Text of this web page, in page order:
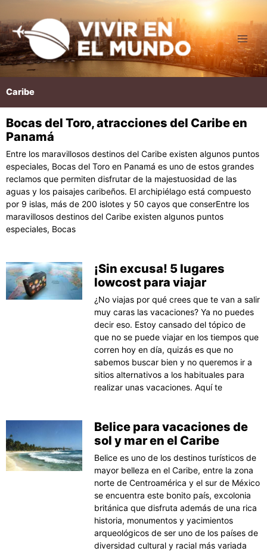
al
contenido
Caribe
Bocas del Toro, atracciones del Caribe en
Panamá
Entre los maravillosos destinos del Caribe existen algunos puntos
especiales, Bocas del Toro en Panamá es uno de estos grandes
reclamos que permiten disfrutar de la majestuosidad de las
aguas y los paisajes caribeños. El archipiélago está compuesto
por 9 islas, más de 200 islotes y 50 cayos que conserEntre los
maravillosos destinos del Caribe existen algunos puntos
especiales, Bocas
¡Sin excusa! 5 lugares
lowcost para viajar
¿No viajas por qué crees que te van a salir
muy caras las vacaciones? Ya no puedes
decir eso. Estoy cansado del tópico de
que no se puede viajar en los tiempos que
corren hoy en día, quizás es que no
sabemos buscar bien y no queremos ir a
sitios alternativos a los habituales para
realizar unas vacaciones. Aquí te
Belice para vacaciones de
sol y mar en el Caribe
Belice es uno de los destinos turísticos de
mayor belleza en el Caribe, entre la zona
norte de Centroamérica y el sur de México
se encuentra este bonito país, excolonia
británica que disfruta además de una rica
historia, monumentos y yacimientos
arqueológicos de ser uno de los países de
diversidad cultural y racial más variada
PáginaPáginaPáginaPáginaPágina